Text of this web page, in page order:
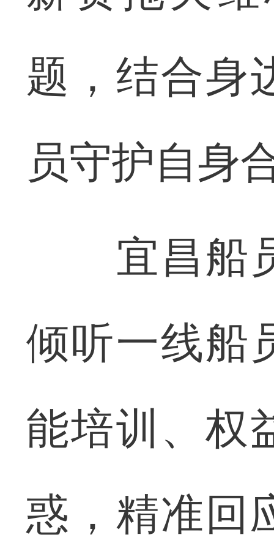
题，结合身
员守护自身
宜昌船员
倾听一线船
能培训、权
惑，精准回